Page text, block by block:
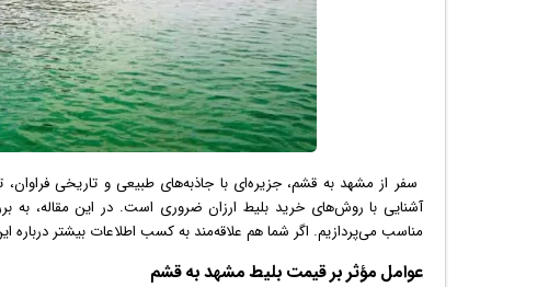
سفر از مشهد به قشم، جزیره‌ای با جاذبه‌های طبیعی و تاریخی
آشنایی با روش‌های خرید بلیط ارزان ضروری است. در این مقاله، به
مناسب می‌پردازیم. اگر شما هم علاقه‌مند به کسب اطلاعات بیشتر درباره
عوامل مؤثر بر قیمت بلیط مشهد به قشم